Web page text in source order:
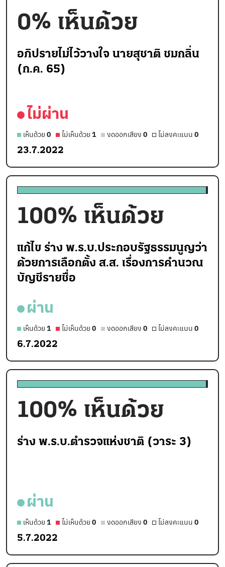
0% เห็นด้วย
อภิปรายไม่ไว้วางใจ นายสุชาติ ชมกลิ่น
(ก.ค. 65)
ไม่ผ่าน
เห็นด้วย 0 ไม่เห็นด้วย 1 งดออกเสียง 0 ไม่ลงคะแนน 0
23.7.2022
100% เห็นด้วย
แก้ไข ร่าง พ.ร.บ.ประกอบรัฐธรรมนูญว่า
ด้วยการเลือกตั้ง ส.ส. เรื่องการคำนวณ
บัญชีรายชื่อ
ผ่าน
เห็นด้วย 1 ไม่เห็นด้วย 0 งดออกเสียง 0 ไม่ลงคะแนน 0
6.7.2022
100% เห็นด้วย
ร่าง พ.ร.บ.ตำรวจแห่งชาติ (วาระ 3)
ผ่าน
เห็นด้วย 1 ไม่เห็นด้วย 0 งดออกเสียง 0 ไม่ลงคะแนน 0
5.7.2022